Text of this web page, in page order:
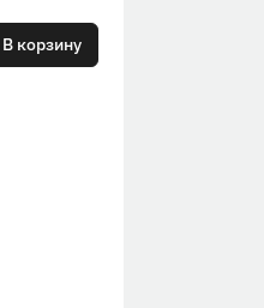
В корзину